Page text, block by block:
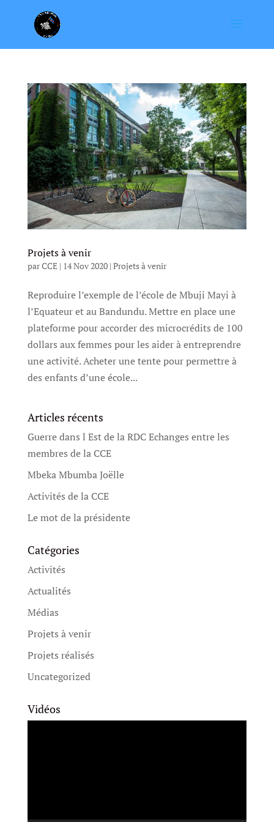
Projets à venir
parCCE| 14 Nov 2020| Projets à venir
Reproduire l’exemple de l’école de Mbuji Mayi à
l’Equateur et au Bandundu. Mettre en place une
plateforme pour accorder des microcrédits de 100
dollars aux femmes pour les aider à entreprendre
une activité. Acheter une tente pour permettre à
des enfants d’une école...
Articles récents
Guerre dans l Est de la RDC Echanges entre les
membres de la CCE
Mbeka Mbumba Joëlle
Activités de la CCE
Le mot de la présidente
Catégories
Activités
Actualités
Médias
Projets à venir
Projets réalisés
Uncategorized
Vidéos